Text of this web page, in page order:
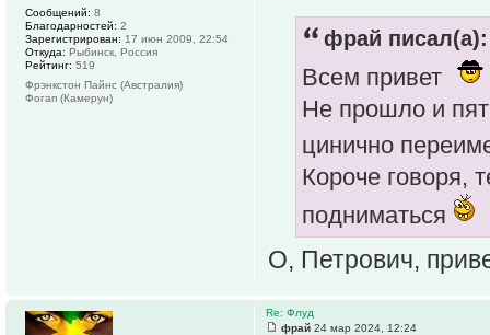
фрай писал(а):
Всем привет
Не прошло и
цинично
Короче говоря,
подниматься
О, Петрович,
Сообщений: 8
Благодарностей: 2
Зарегистрирован: 17 июн 2009, 22:54
Откуда: Рыбинск, Россия
Рейтинг: 519
Фрэнкстон Пайнс (Австралия)
Фогап (Камерун)
Re: Флуд
фрай 24 мар 2024, 12:24